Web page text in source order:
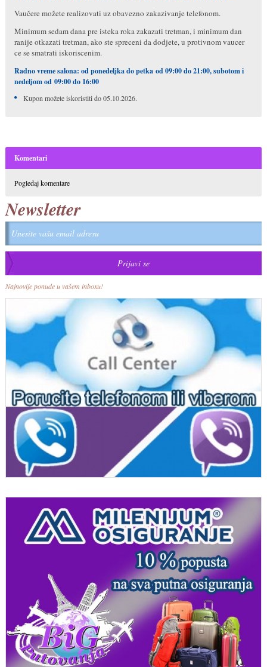
Vaučere možete realizovati uz obavezno zakazivanje telefonom.
Minimum sedam dana pre isteka roka zakazati tretman, i minimum dan
ranije otkazati tretman, ako ste spreceni da dodjete, u protivnom vaucer
ce se smatrati iskoriscenim.
Radno vreme salona: od ponedeljka do petka od 09:00 do 21:00, subotom i
nedeljom od 09:00 do 16:00
Kupon možete iskoristiti do 05.10.2026.
Komentari
Pogledaj komentare
Newsletter
Najnovije ponude u vašem inboxu!